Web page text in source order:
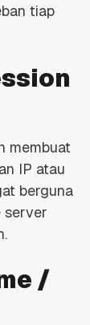
tiap
membuat
IP atau
berguna
server
/